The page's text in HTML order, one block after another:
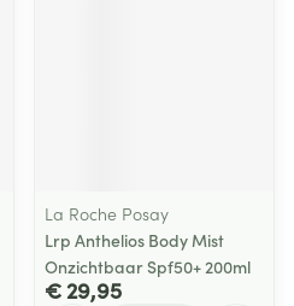
La Roche Posay
Lrp Anthelios Body Mist
Onzichtbaar Spf50+ 200ml
€ 29,95